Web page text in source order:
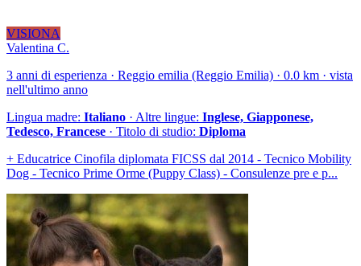
VISIONA
Valentina C.
3 anni di esperienza · Reggio emilia (Reggio Emilia) · 0.0 km · vista
nell'ultimo anno
Lingua madre: Italiano · Altre lingue: Inglese, Giapponese,
Tedesco, Francese · Titolo di studio: Diploma
+ Educatrice Cinofila diplomata FICSS dal 2014 - Tecnico Mobility
Dog - Tecnico Prime Orme (Puppy Class) - Consulenze pre e p...